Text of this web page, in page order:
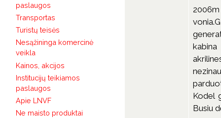
paslaugos
Transportas
Turistų teisės
Nesąžininga komercinė
veikla
Kainos, akcijos
Institucijų teikiamos
paslaugos
Apie LNVF
Ne maisto produktai
Kodel
Busiu